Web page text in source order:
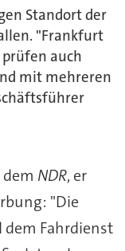
Standort der
"Frankfurt
auch
mit mehreren
NDR, er
"Die
Fahrdienst